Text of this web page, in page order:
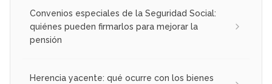
Convenios especiales de la Seguridad Social:
quiénes pueden firmarlos para mejorar la
pensión
Herencia yacente: qué ocurre con los bienes